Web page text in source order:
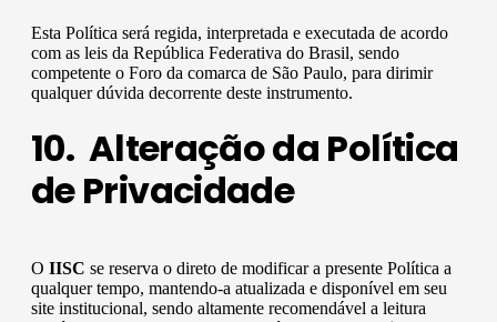
Esta Política será regida, interpretada e executada de acordo
com as leis da República Federativa do Brasil, sendo
competente o Foro da comarca de São Paulo, para dirimir
qualquer dúvida decorrente deste instrumento.
10. Alteração da Política
de Privacidade
O IISC se reserva o direto de modificar a presente Política a
qualquer tempo, mantendo-a atualizada e disponível em seu
site institucional, sendo altamente recomendável a leitura